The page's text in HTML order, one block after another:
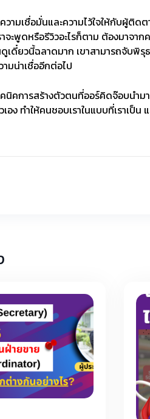
วามเชื่อมั่นและความไว้ใจให้กับผู้ติ
าจะพูดหรือรีวิวอะไรก็ตาม ต้องมาจ
เดี๋ยวนี้ฉลาดมาก เขาสามารถจับพิรุ
มน่าเชื่ออีกต่อไป
นิคการสร้างตัวตนที่ออร์คิดจ๊อบนำม
อง ทำให้คนชอบเราในแบบที่เราเป็